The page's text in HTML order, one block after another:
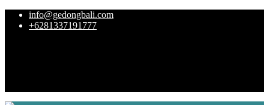
info@gedongbali.com
+6281337191777